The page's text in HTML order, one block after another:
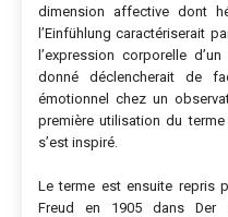
dimension affective dont
l’Einfühlung caractériserait
l’expression corporelle
donné déclencherait de
émotionnel chez un
première utilisation du
s’est inspiré.
Le terme est ensuite repris
Freud en 1905 dans Der